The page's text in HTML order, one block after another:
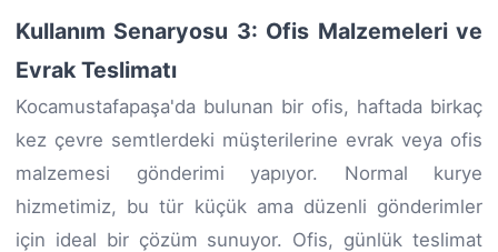
Kullanım Senaryosu 3: Ofis Malzemeleri ve
Evrak Teslimatı
Kocamustafapaşa'da bulunan bir ofis, haftada birkaç
kez çevre semtlerdeki müşterilerine evrak veya ofis
malzemesi gönderimi yapıyor. Normal kurye
hizmetimiz, bu tür küçük ama düzenli gönderimler
için ideal bir çözüm sunuyor. Ofis, günlük teslimat